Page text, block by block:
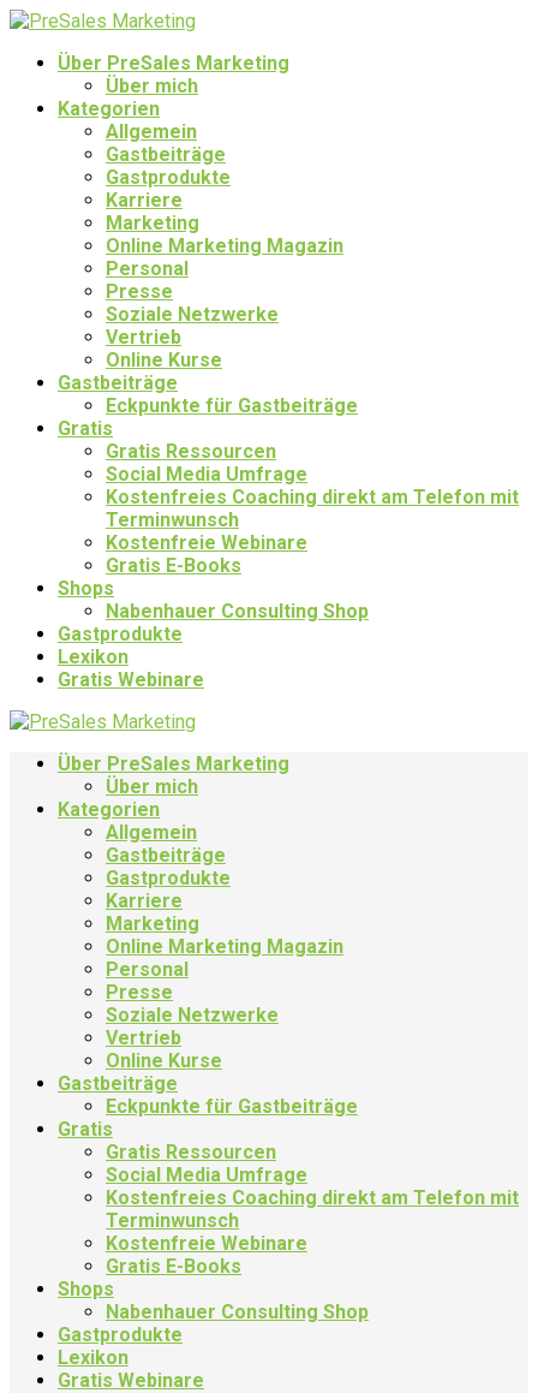
Über PreSales Marketing
Über mich
Kategorien
Allgemein
Gastbeiträge
Gastprodukte
Karriere
Marketing
Online Marketing Magazin
Personal
Presse
Soziale Netzwerke
Vertrieb
Online Kurse
Gastbeiträge
Eckpunkte für Gastbeiträge
Gratis
Gratis Ressourcen
Social Media Umfrage
Kostenfreies Coaching direkt am Telefon mit
Terminwunsch
Kostenfreie Webinare
Gratis E-Books
Shops
Nabenhauer Consulting Shop
Gastprodukte
Lexikon
Gratis Webinare
Über PreSales Marketing
Über mich
Kategorien
Allgemein
Gastbeiträge
Gastprodukte
Karriere
Marketing
Online Marketing Magazin
Personal
Presse
Soziale Netzwerke
Vertrieb
Online Kurse
Gastbeiträge
Eckpunkte für Gastbeiträge
Gratis
Gratis Ressourcen
Social Media Umfrage
Kostenfreies Coaching direkt am Telefon mit
Terminwunsch
Kostenfreie Webinare
Gratis E-Books
Shops
Nabenhauer Consulting Shop
Gastprodukte
Lexikon
Gratis Webinare